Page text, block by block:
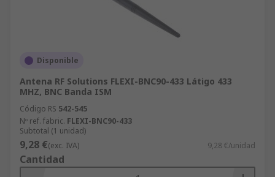
Disponible
Antena RF Solutions FLEXI-BNC90-433 Látigo 433
MHZ, BNC Banda ISM
Código RS 542-545
Nº ref. fabric. FLEXI-BNC90-433
Subtotal (1 unidad)
9,28 €(exc. IVA) 9,28 €/unidad
Cantidad